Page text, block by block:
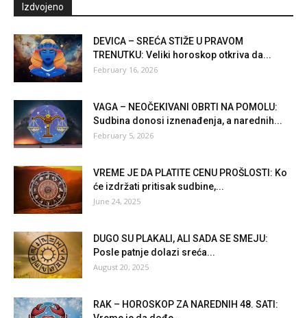
Izdvojeno
DEVICA – SREĆA STIŽE U PRAVOM
TRENUTKU: Veliki horoskop otkriva da...
February 16, 2026
VAGA – NEOČEKIVANI OBRTI NA POMOLU:
Sudbina donosi iznenađenja, a narednih...
February 5, 2026
VREME JE DA PLATITE CENU PROŠLOSTI: Ko
će izdržati pritisak sudbine,...
June 24, 2025
DUGO SU PLAKALI, ALI SADA SE SMEJU:
Posle patnje dolazi sreća...
August 20, 2025
RAK – HOROSKOP ZA NAREDNIH 48. SATI: